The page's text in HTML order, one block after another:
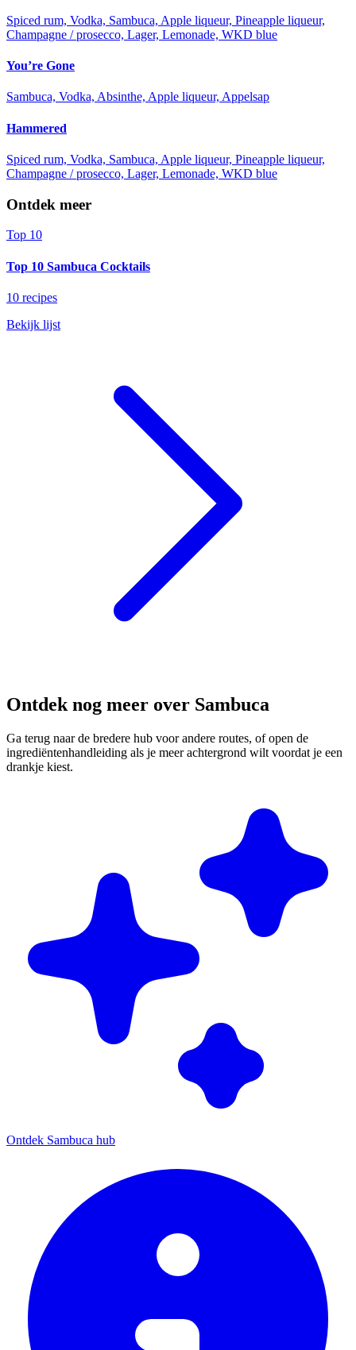
Spiced rum, Vodka, Sambuca, Apple liqueur, Pineapple liqueur,
Champagne / prosecco, Lager, Lemonade, WKD blue
You’re Gone
Sambuca, Vodka, Absinthe, Apple liqueur, Appelsap
Hammered
Spiced rum, Vodka, Sambuca, Apple liqueur, Pineapple liqueur,
Champagne / prosecco, Lager, Lemonade, WKD blue
Ontdek meer
Top 10
Top 10 Sambuca Cocktails
10 recipes
Bekijk lijst
Ontdek nog meer over Sambuca
Ga terug naar de bredere hub voor andere routes, of open de
ingrediëntenhandleiding als je meer achtergrond wilt voordat je een
drankje kiest.
Ontdek Sambuca hub